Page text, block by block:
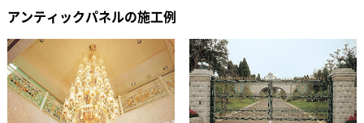
アンティックパネルの施工例